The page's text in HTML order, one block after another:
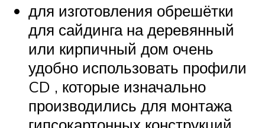
для изготовления обрешётки
для сайдинга на деревянный
или кирпичный дом очень
удобно использовать профили
CD , которые изначально
производились для монтажа